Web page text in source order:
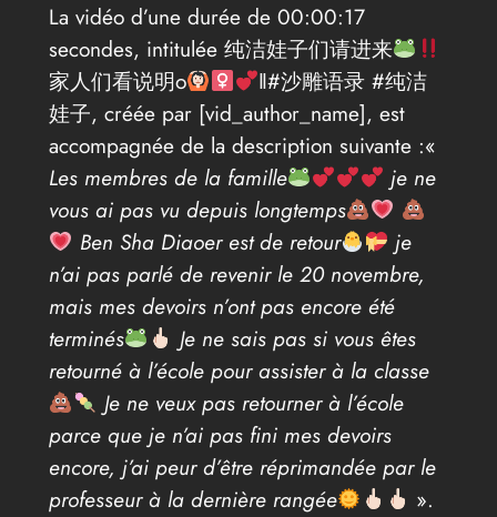
La vidéo d’une durée de 00:00:17
secondes, intitulée 纯洁娃子们请进来
家人们看说明o
‖#沙雕语录 #纯洁
娃子, créée par [vid_author_name], est
accompagnée de la description suivante :«
Les membres de la famille
je ne
vous ai pas vu depuis longtemps
Ben Sha Diaoer est de retour
je
n’ai pas parlé de revenir le 20 novembre,
mais mes devoirs n’ont pas encore été
terminés
Je ne sais pas si vous êtes
retourné à l’école pour assister à la classe
Je ne veux pas retourner à l’école
parce que je n’ai pas fini mes devoirs
encore, j’ai peur d’être réprimandée par le
professeur à la dernière rangée
».